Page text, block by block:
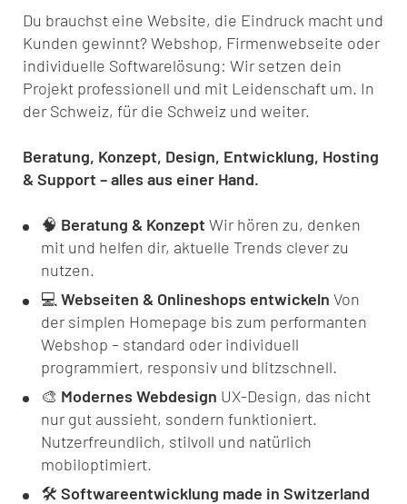
Du brauchst eine Website, die Eindruck macht und
Kunden gewinnt? Webshop, Firmenwebseite oder
individuelle Softwarelösung: Wir setzen dein
Projekt professionell und mit Leidenschaft um. In
der Schweiz, für die Schweiz und weiter.
Beratung, Konzept, Design, Entwicklung, Hosting
& Support – alles aus einer Hand.
🧠 Beratung & Konzept Wir hören zu, denken
mit und helfen dir, aktuelle Trends clever zu
nutzen.
💻 Webseiten & Onlineshops entwickeln Von
der simplen Homepage bis zum performanten
Webshop – standard oder individuell
programmiert, responsiv und blitzschnell.
🎨 Modernes Webdesign UX-Design, das nicht
nur gut aussieht, sondern funktioniert.
Nutzerfreundlich, stilvoll und natürlich
mobiloptimiert.
🛠️ Softwareentwicklung made in Switzerland